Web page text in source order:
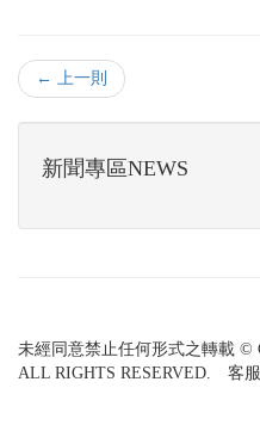
← 上一則
新聞專區NEWS
未經同意禁止任何形式之轉載 ©
ALL RIGHTS RESERVED. 客服